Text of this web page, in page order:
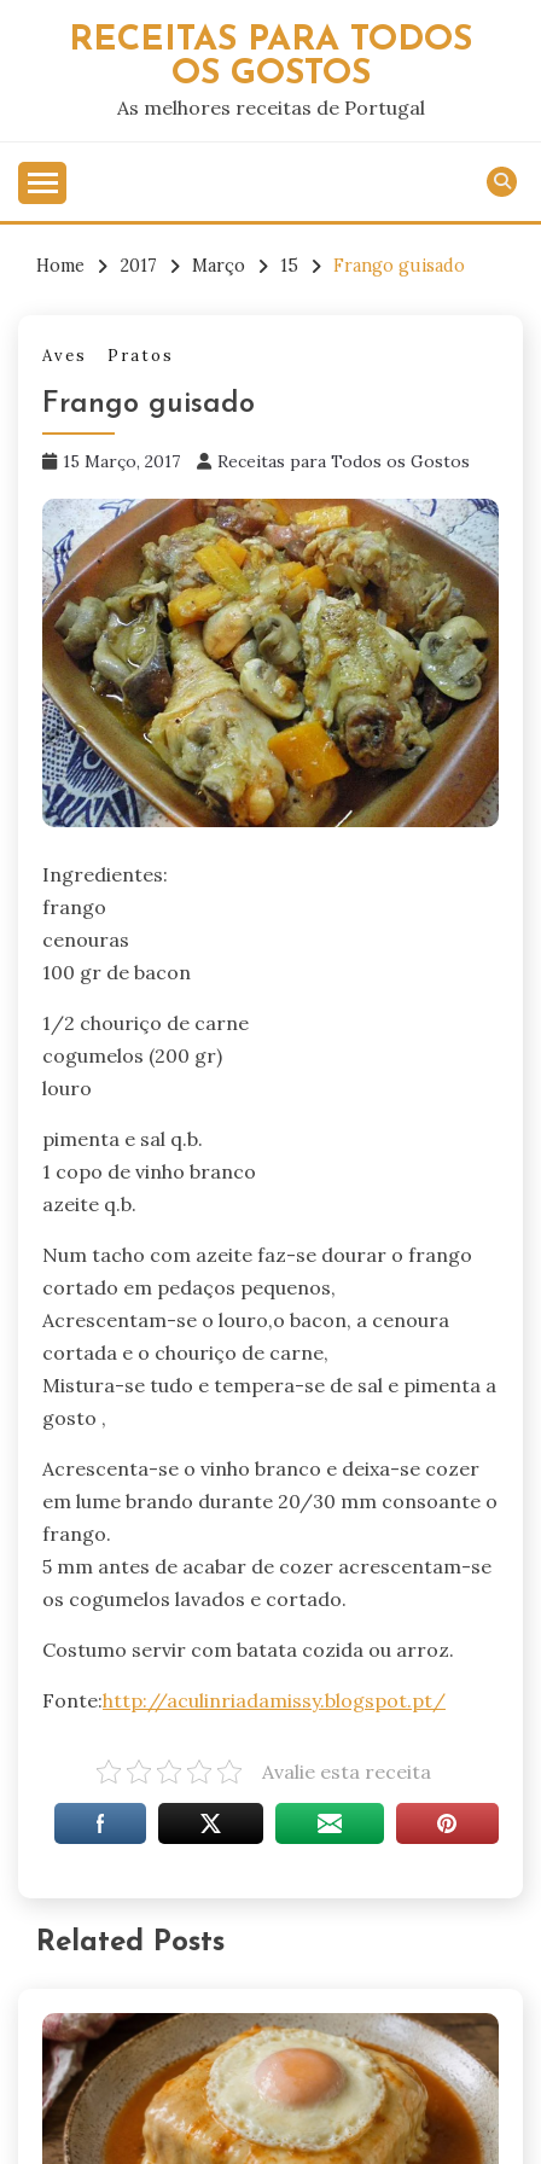
RECEITAS PARA TODOS
OS GOSTOS
As melhores receitas de Portugal
Home 2017 Março 15 Frango guisado
Aves Pratos
Frango guisado
15 Março, 2017 Receitas para Todos os Gostos
Ingredientes:
frango
cenouras
100 gr de bacon
1/2 chouriço de carne
cogumelos (200 gr)
louro
pimenta e sal q.b.
1 copo de vinho branco
azeite q.b.
Num tacho com azeite faz-se dourar o frango
cortado em pedaços pequenos,
Acrescentam-se o louro,o bacon, a cenoura
cortada e o chouriço de carne,
Mistura-se tudo e tempera-se de sal e pimenta a
gosto ,
Acrescenta-se o vinho branco e deixa-se cozer
em lume brando durante 20/30 mm consoante o
frango.
5 mm antes de acabar de cozer acrescentam-se
os cogumelos lavados e cortado.
Costumo servir com batata cozida ou arroz.
Fonte:http://aculinriadamissy.blogspot.pt/
Avalie esta receita
Related Posts